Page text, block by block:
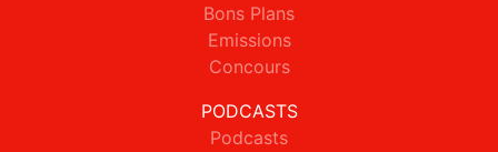
Bons Plans
Emissions
Concours
PODCASTS
Podcasts